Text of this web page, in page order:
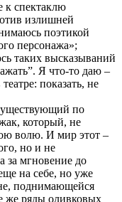
к спектаклю
излишней
поэтикой
персонажа»;
таких высказываний
Я что-то даю –
показать, не
по
который, не
волю. И мир этот –
но и не
за мгновение до
на себе, но уже
поднимающейся
же ряды оливковых